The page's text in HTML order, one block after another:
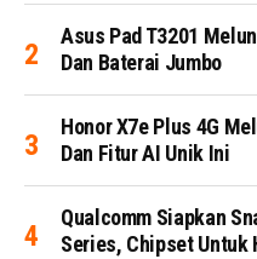
Asus Pad T3201
Dan Baterai Jumbo
Honor X7e Plus 4G
Dan Fitur AI Unik Ini
Qualcomm Siapkan
Series, Chipset Untuk